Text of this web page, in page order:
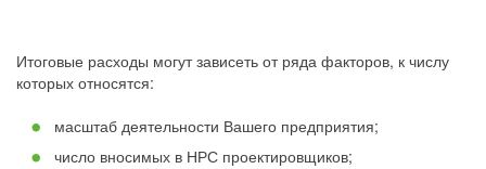
Итоговые расходы могут зависеть от ряда факторов, к числу
которых относятся:
масштаб деятельности Вашего предприятия;
число вносимых в НРС проектировщиков;